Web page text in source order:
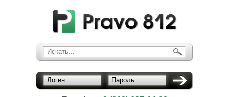
Искать...
Логин Пароль